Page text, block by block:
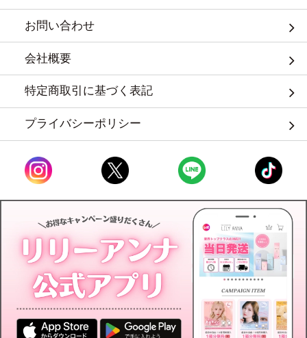
お問い合わせ
会社概要
特定商取引に基づく表記
プライバシーポリシー